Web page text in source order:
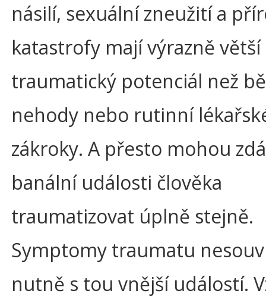
násilí, sexuální zneužití a
katastrofy mají výrazně větší
traumatický potenciál než
nehody nebo rutinní
zákroky. A přesto mohou
banální události člověka
traumatizovat úplně stejně.
Symptomy traumatu
nutně s tou vnější událostí.